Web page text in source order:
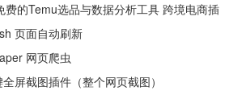
费的Temu选品与数据分析工具 跨境电商插
页面自动刷新
网页爬虫
屏截图插件（整个网页截图）